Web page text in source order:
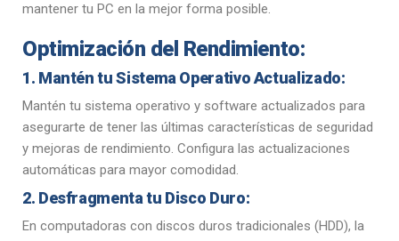
mantener tu PC en la mejor forma posible.
Optimización del Rendimiento:
1. Mantén tu Sistema Operativo Actualizado:
Mantén tu sistema operativo y software actualizados para
asegurarte de tener las últimas características de seguridad
y mejoras de rendimiento. Configura las actualizaciones
automáticas para mayor comodidad.
2. Desfragmenta tu Disco Duro:
En computadoras con discos duros tradicionales (HDD), la